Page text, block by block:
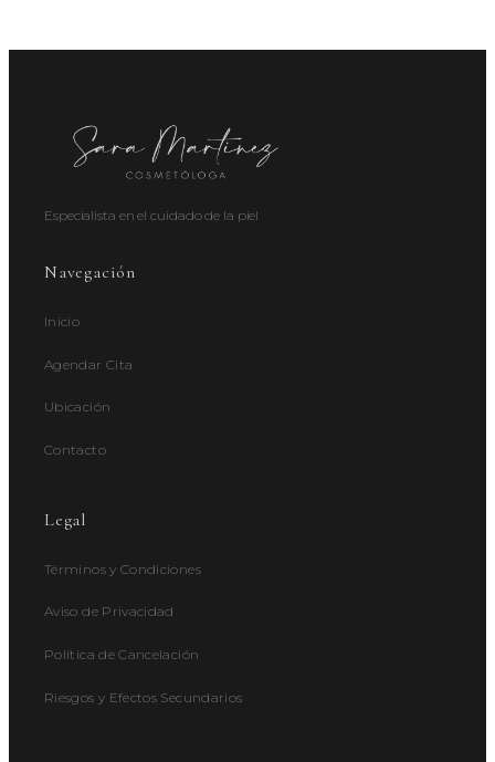
Especialista en el cuidado de la piel
Navegación
Inicio
Agendar Cita
Ubicación
Contacto
Legal
Términos y Condiciones
Aviso de Privacidad
Política de Cancelación
Riesgos y Efectos Secundarios